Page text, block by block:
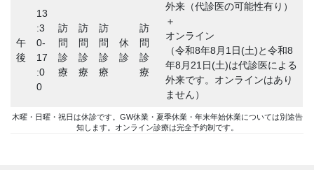
午
後
13
:3
0-
17
:0
0
訪
問
診
療
訪
問
診
療
訪
問
診
療
休
診
訪
問
診
療
外来（代診医の可能性有り）
＋
オンライン
（令和8年8月1日(土)と令和8
年8月21日(土)は代診医による
外来です。オンラインはあり
ません）
木曜・日曜・祝日は休診です。GW休業・夏季休業・年末年始休業については別途告
知します。オンライン診療は完全予約制です。